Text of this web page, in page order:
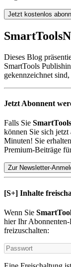
Jetzt kostenlos
SmartTools
Dieses Blog
SmartTools
gekennzeichnet
Jetzt Abonnent
Falls Sie
können Sie sich jetzt
Minuten! Sie
Premium-Beiträge
Zur Newsletter-
[S+] Inhalte
Wenn Sie
hier Ihr
freizuschalten: